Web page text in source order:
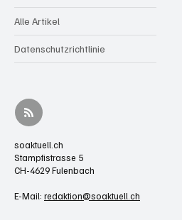
Alle Artikel
Datenschutzrichtlinie
soaktuell.ch
Stampfistrasse 5
CH-4629 Fulenbach
E-Mail: redaktion@soaktuell.ch